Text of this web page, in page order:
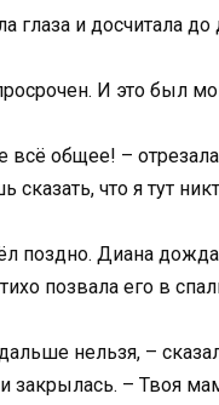
глаза и досчитала до
И это был
всё общее! –
сказать, что я тут
поздно. Диана
позвала его в
нельзя, –
закрылась. – Твоя